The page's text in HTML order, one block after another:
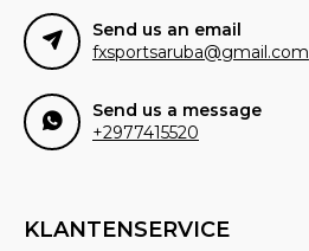
Send us an email
fxsportsaruba@gmail.com
Send us a message
+2977415520
KLANTENSERVICE